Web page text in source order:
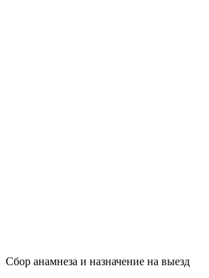
Сбор анамнеза и назначение на выезд